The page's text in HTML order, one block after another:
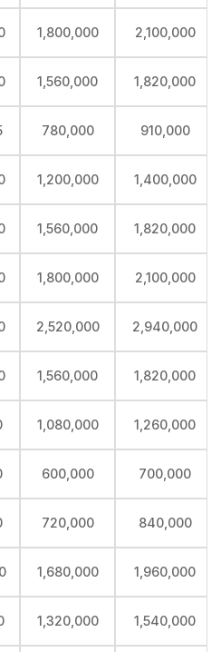
1,800,000 2,100,000
1,560,000 1,820,000
780,000 910,000
1,200,000 1,400,000
1,560,000 1,820,000
1,800,000 2,100,000
2,520,000 2,940,000
1,560,000 1,820,000
1,080,000 1,260,000
600,000 700,000
720,000 840,000
1,680,000 1,960,000
1,320,000 1,540,000